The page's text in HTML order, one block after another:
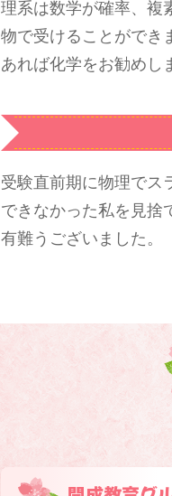
理系は数学が確率、複
物で受けることができ
あれば化学をお勧めし
受験直前期に物理でス
できなかった私を見捨
有難うございました。